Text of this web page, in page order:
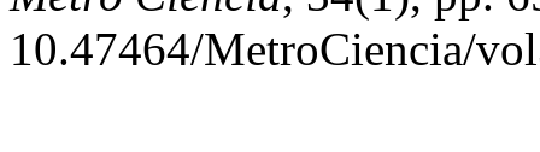
10.47464/MetroCiencia/